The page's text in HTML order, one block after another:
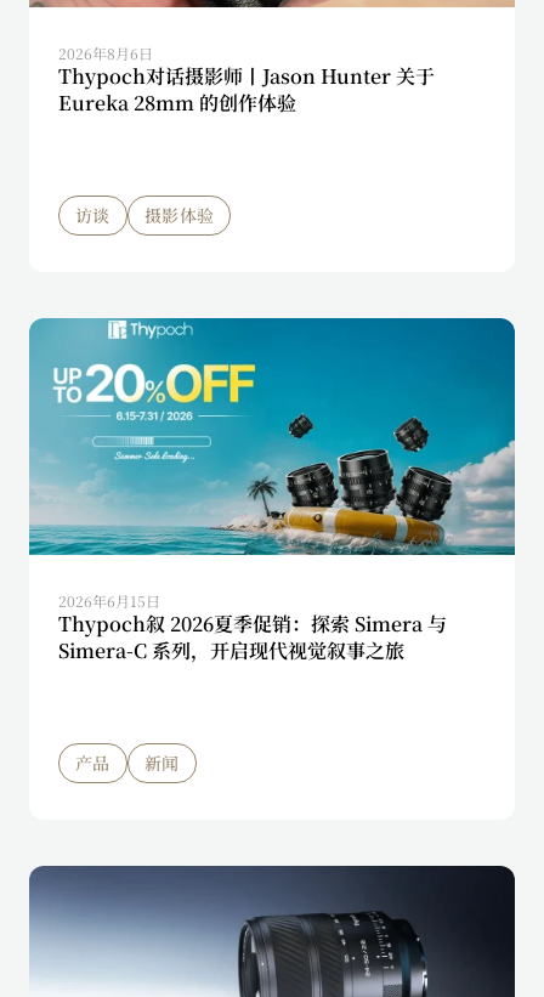
2026年8月6日
Thypoch对话摄影师丨Jason Hunter 关于
Eureka 28mm 的创作体验
访谈 摄影体验
2026年6月15日
Thypoch叙 2026夏季促销：探索 Simera 与
Simera-C 系列，开启现代视觉叙事之旅
产品 新闻